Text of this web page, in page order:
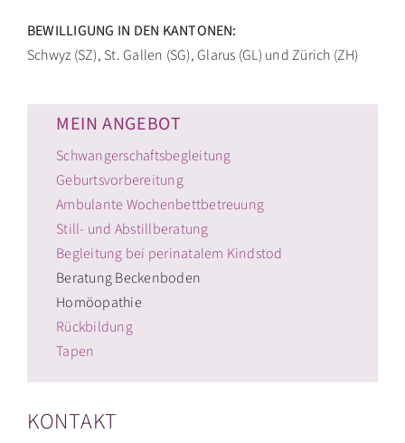
BEWILLIGUNG IN DEN KANTONEN:
Schwyz (SZ), St. Gallen (SG), Glarus (GL) und Zürich (ZH)
MEIN ANGEBOT
Schwangerschaftsbegleitung
Geburtsvorbereitung
Ambulante Wochenbettbetreuung
Still- und Abstillberatung
Begleitung bei perinatalem Kindstod
Beratung Beckenboden
Homöopathie
Rückbildung
Tapen
KONTAKT